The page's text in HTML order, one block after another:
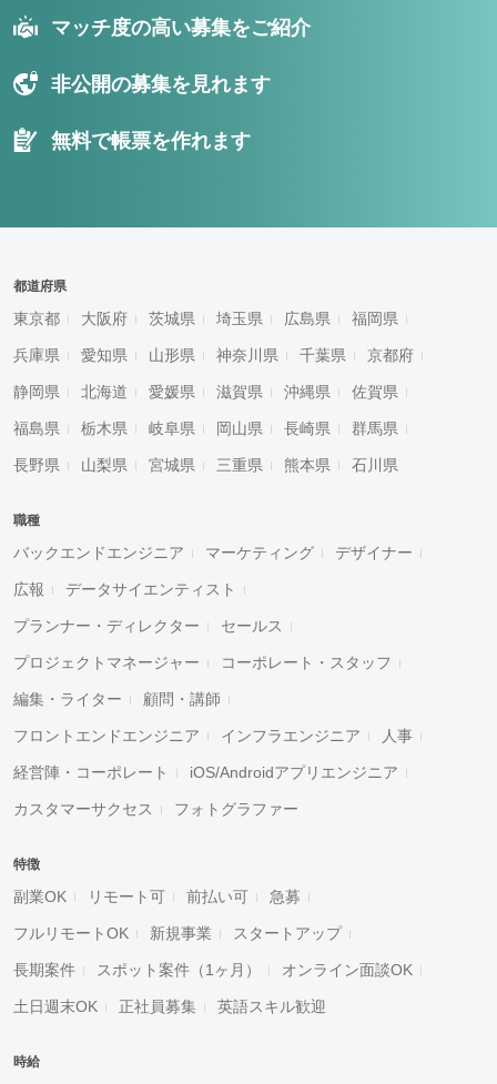
マッチ度の高い募集をご紹介
非公開の募集を見れます
無料で帳票を作れます
都道府県
東京都 大阪府 茨城県 埼玉県 広島県 福岡県
兵庫県 愛知県 山形県 神奈川県 千葉県 京都府
静岡県 北海道 愛媛県 滋賀県 沖縄県 佐賀県
福島県 栃木県 岐阜県 岡山県 長崎県 群馬県
長野県 山梨県 宮城県 三重県 熊本県 石川県
職種
バックエンドエンジニア マーケティング デザイナー
広報 データサイエンティスト
プランナー・ディレクター セールス
プロジェクトマネージャー コーポレート・スタッフ
編集・ライター 顧問・講師
フロントエンドエンジニア インフラエンジニア 人事
経営陣・コーポレート iOS/Androidアプリエンジニア
カスタマーサクセス フォトグラファー
特徴
副業OK リモート可 前払い可 急募
フルリモートOK 新規事業 スタートアップ
長期案件 スポット案件（1ヶ月） オンライン面談OK
土日週末OK 正社員募集 英語スキル歓迎
時給